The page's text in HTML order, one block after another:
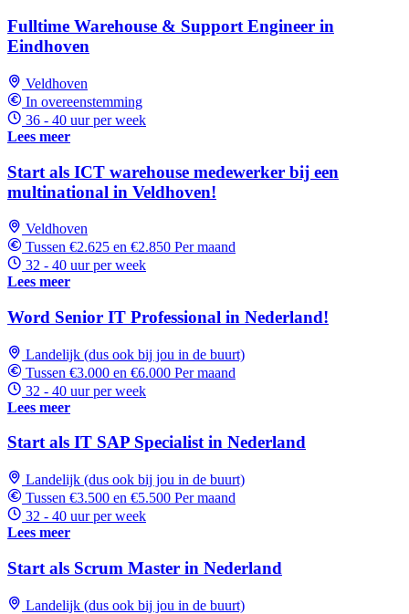
Fulltime Warehouse & Support Engineer in
Eindhoven
Veldhoven
In overeenstemming
36 - 40 uur per week
Lees meer
Start als ICT warehouse medewerker bij een
multinational in Veldhoven!
Veldhoven
Tussen €2.625 en €2.850 Per maand
32 - 40 uur per week
Lees meer
Word Senior IT Professional in Nederland!
Landelijk (dus ook bij jou in de buurt)
Tussen €3.000 en €6.000 Per maand
32 - 40 uur per week
Lees meer
Start als IT SAP Specialist in Nederland
Landelijk (dus ook bij jou in de buurt)
Tussen €3.500 en €5.500 Per maand
32 - 40 uur per week
Lees meer
Start als Scrum Master in Nederland
Landelijk (dus ook bij jou in de buurt)